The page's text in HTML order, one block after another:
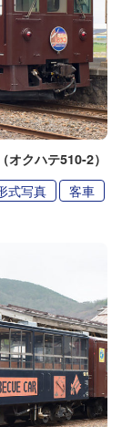
オクハテ510-2）
式写真 客車